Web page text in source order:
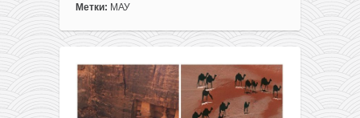
МАУ:
Киева
разные
города
Украины,
Метки: МАУ